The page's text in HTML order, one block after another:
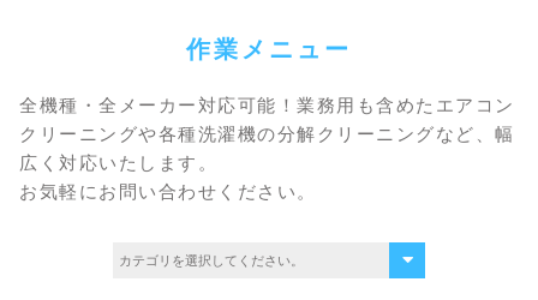
作業メニュー
全機種・全メーカー対応可能！業務用も含めたエアコン
クリーニングや各種洗濯機の分解クリーニングなど、幅
広く対応いたします。
お気軽にお問い合わせください。